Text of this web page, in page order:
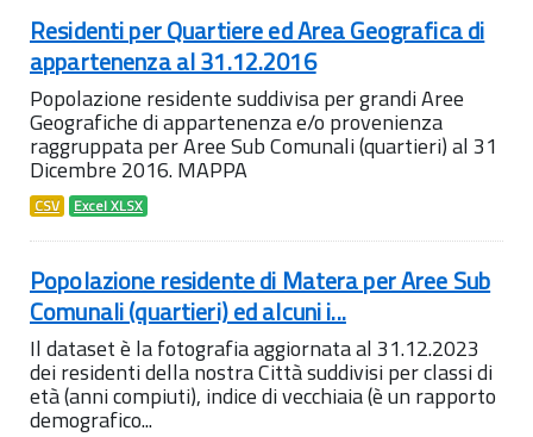
Residenti per Quartiere ed Area Geografica di
appartenenza al 31.12.2016
Popolazione residente suddivisa per grandi Aree
Geografiche di appartenenza e/o provenienza
raggruppata per Aree Sub Comunali (quartieri) al 31
Dicembre 2016. MAPPA
CSV Excel XLSX
Popolazione residente di Matera per Aree Sub
Comunali (quartieri) ed alcuni i...
Il dataset è la fotografia aggiornata al 31.12.2023
dei residenti della nostra Città suddivisi per classi di
età (anni compiuti), indice di vecchiaia (è un rapporto
demografico...